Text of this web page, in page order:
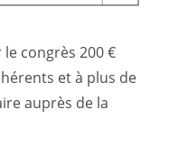
le congrès 200 €
et à plus de
auprès de la